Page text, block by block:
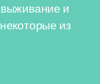
и
из